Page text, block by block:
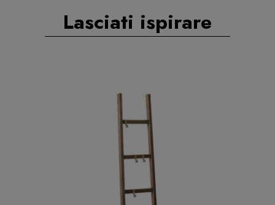
Lasciati ispirare